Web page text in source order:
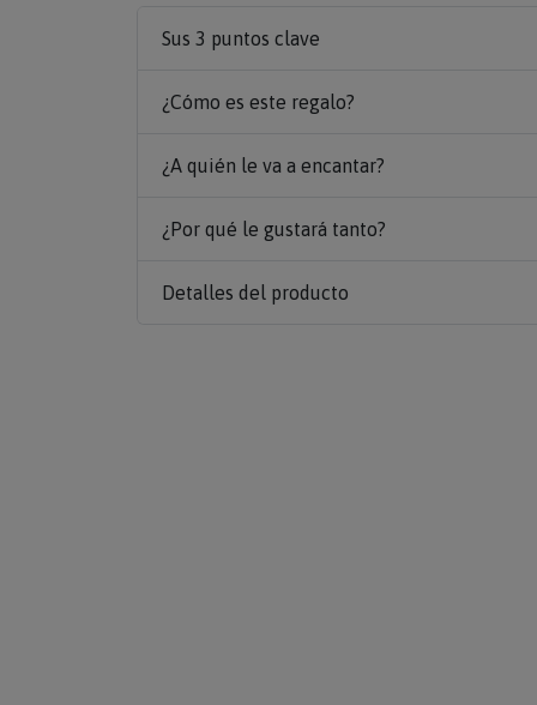
Sus 3 puntos clave
¿Cómo es este regalo?
¿A quién le va a encantar?
¿Por qué le gustará tanto?
Detalles del producto